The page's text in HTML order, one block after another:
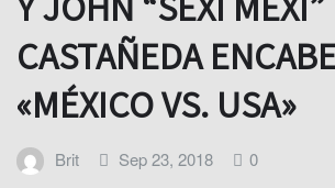
CASTAÑEDA
«MÉXICO VS. USA»
Brit Sep 23, 2018 0